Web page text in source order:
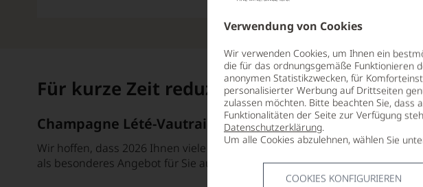
Verwendung von Cookies
Wir verwenden Cookies, um Ihnen ein
die für das ordnungsgemäße Funktionieren
anonymen Statistikzwecken, für
personalisierter Werbung auf Drittseiten
zulassen möchten. Bitte beachten Sie, dass
Funktionalitäten der Seite zur Verfügung
Datenschutzerklärung.
Um alle Cookies abzulehnen, wählen Sie
COOKIES KONFIGURIEREN
Für kurze Zeit reduziert!
Champagne Lété-Vautrain
Wir hoffen, dass 2026 Ihnen viele Gelegenheiten bietet, mit einem Glas
als besonderes Angebot für Sie ausgewählt.